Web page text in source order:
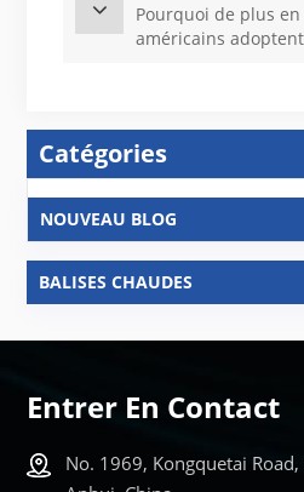
Pourquoi de plus
américains
Catégories
NOUVEAU BLOG
BALISES CHAUDES
Entrer En Contact
No. 1969, Kongquetai